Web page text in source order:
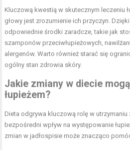
Kluczową kwestią w skutecznym leczeniu
głowy jest zrozumienie ich przyczyn.
odpowiednie środki zaradcze, takie jak
szamponów przeciwłupieżowych,
alergenów. Warto również starać się
ogólny stan zdrowia skóry.
Jakie zmiany w diecie
łupieżem?
Dieta odgrywa kluczową rolę w utrzymaniu
bezpośredni wpływ na występowanie
zmian w jadłospisie może znacząco